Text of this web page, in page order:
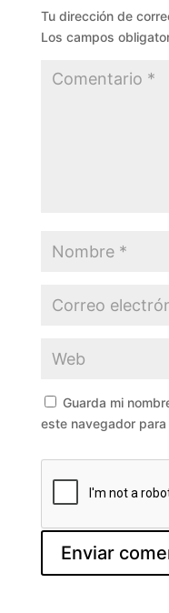
Tu dirección de
Los campos
Guarda mi
este navegador